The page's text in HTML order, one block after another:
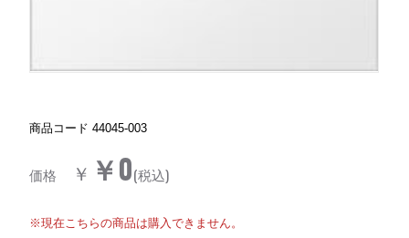
商品コード 44045-003
価格 ￥ ￥0(税込)
※現在こちらの商品は購入できません。